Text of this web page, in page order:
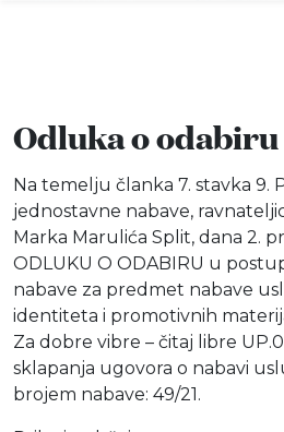
Odluka o odabiru
Na temelju članka 7. stavka 9.
jednostavne nabave,
Marka Marulića Split, dana 2.
ODLUKU O ODABIRU u
nabave za predmet nabave
identiteta i promotivnih
Za dobre vibre – čitaj libre
sklapanja ugovora o nabavi
brojem nabave: 49/21.